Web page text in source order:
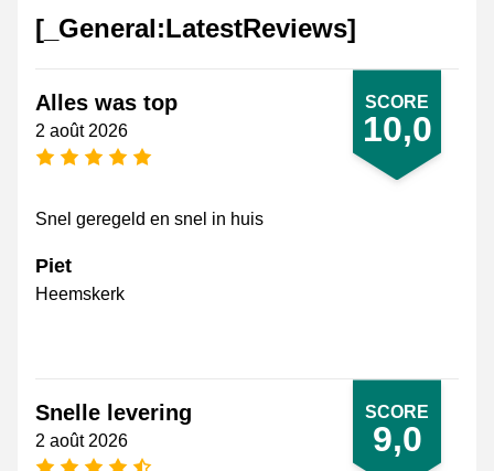
[_General:LatestReviews]
SCORE
10,0
Alles was top
2 août 2026
[_General:NumberOfStarsPluralFormat]
Snel geregeld en snel in huis
Piet
Heemskerk
SCORE
9,0
Snelle levering
2 août 2026
[_General:NumberOfStarsPluralFormat]